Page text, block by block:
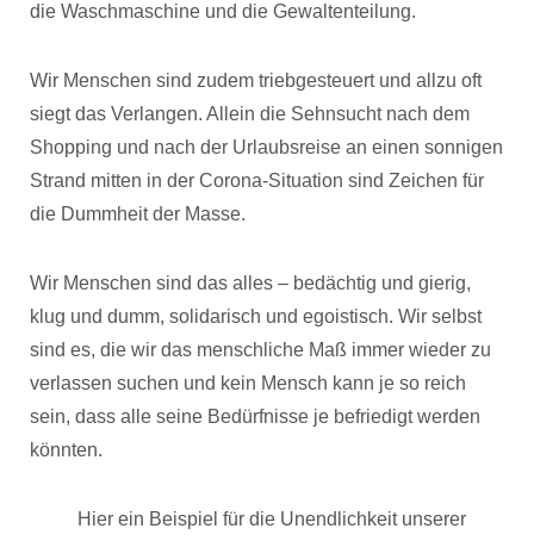
die Waschmaschine und die Gewaltenteilung.
Wir Menschen sind zudem triebgesteuert und allzu oft
siegt das Verlangen. Allein die Sehnsucht nach dem
Shopping und nach der Urlaubsreise an einen sonnigen
Strand mitten in der Corona-Situation sind Zeichen für
die Dummheit der Masse.
Wir Menschen sind das alles – bedächtig und gierig,
klug und dumm, solidarisch und egoistisch. Wir selbst
sind es, die wir das menschliche Maß immer wieder zu
verlassen suchen und kein Mensch kann je so reich
sein, dass alle seine Bedürfnisse je befriedigt werden
könnten.
Hier ein Beispiel für die Unendlichkeit unserer